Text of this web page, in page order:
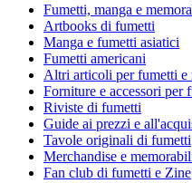
Fumetti, manga e
Artbooks di fumetti
Manga e fumetti asiatici
Fumetti americani
Altri articoli per fumetti e
Forniture e accessori per
Riviste di fumetti
Guide ai prezzi e
Tavole originali di fumetti
Merchandise e
Fan club di fumetti e Zine